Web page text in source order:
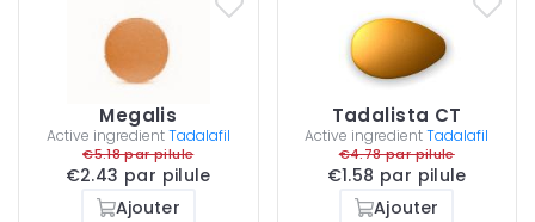
Megalis
Active ingredientTadalafil
€5.18 par pilule
€2.43 par pilule
Ajouter
Tadalista CT
Active ingredientTadalafil
€4.78 par pilule
€1.58 par pilule
Ajouter